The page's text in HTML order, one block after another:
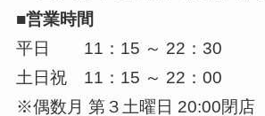
■営業時間
平日 11：15 ～ 22：30
土日祝 11：15 ～ 22：00
※偶数月 第３土曜日 20:00閉店